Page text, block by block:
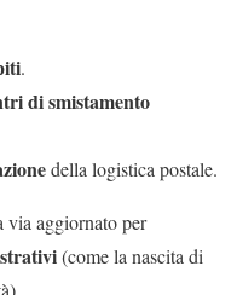
.
di smistamento
della logistica postale.
via aggiornato per
(come la nascita di